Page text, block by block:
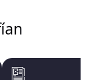
los profesionales
Imágenes de
reputación, como
puede ser
eliminarlas.